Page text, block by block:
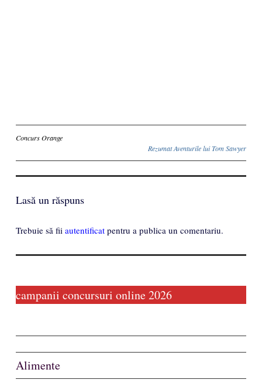
Inscriere
Concurs Orange
Rezumat Aventurile lui Tom Sawyer
Lasă un răspuns
Trebuie să fii autentificat pentru a publica un comentariu.
campanii concursuri online 2026
Alimente